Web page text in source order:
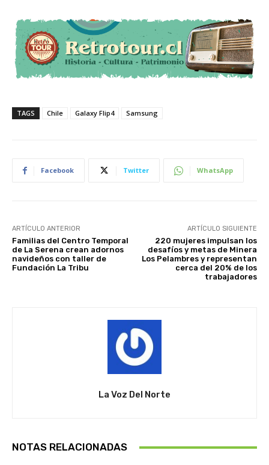
TAGS Chile Galaxy Flip4 Samsung
Facebook Twitter WhatsApp
ARTÍCULO ANTERIOR
Familias del Centro Temporal
de La Serena crean adornos
navideños con taller de
Fundación La Tribu
ARTÍCULO SIGUIENTE
220 mujeres impulsan los
desafíos y metas de Minera
Los Pelambres y representan
cerca del 20% de los
trabajadores
La Voz Del Norte
NOTAS RELACIONADAS